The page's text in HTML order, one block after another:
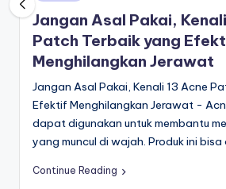
in
Jangan Asal Pakai,
Patch Terbaik yang
Menghilangkan Jerawat
Jangan Asal Pakai, Kenali 13 Acne
Efektif Menghilangkan Jerawat -
dapat digunakan untuk membantu
yang muncul di wajah. Produk ini
Continue Reading